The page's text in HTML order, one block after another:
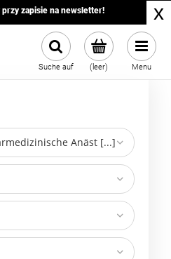
zapisie na newsletter! x
(leer)
Suche auf Menu
Anäst [...]